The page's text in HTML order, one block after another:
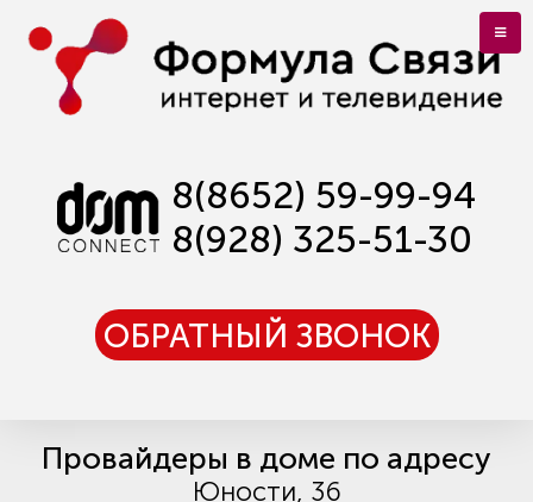
8(8652) 59-99-94
8(928) 325-51-30
ОБРАТНЫЙ ЗВОНОК
Провайдеры в доме по адресу
Юности, 36